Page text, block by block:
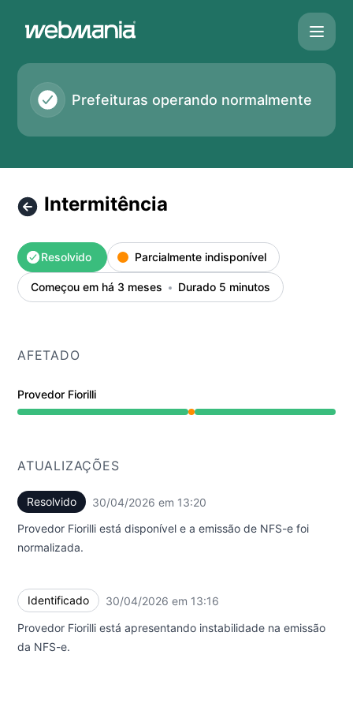
Monitor Prefeituras em tempo real - Webmania® -
Prefeituras operando normalmente
Intermitência
Resolvido Parcialmente indisponível
Começou em há 3 meses Durado 5 minutos
AFETADO
Provedor Fiorilli
Parcialmente indisponível undefined 1:16 PM para 1:20
ATUALIZAÇÕES
Resolvido 30/04/2026 em 13:20
Provedor Fiorilli está disponível e a emissão de NFS-e foi
normalizada.
Identificado 30/04/2026 em 13:16
Provedor Fiorilli está apresentando instabilidade na emissão
da NFS-e.